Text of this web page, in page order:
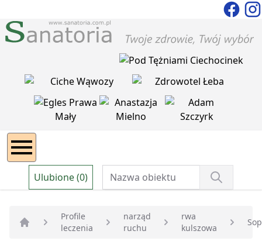
Ulubione (0)
Strona główna
Profile
leczenia
narząd
ruchu
rwa
kulszowa